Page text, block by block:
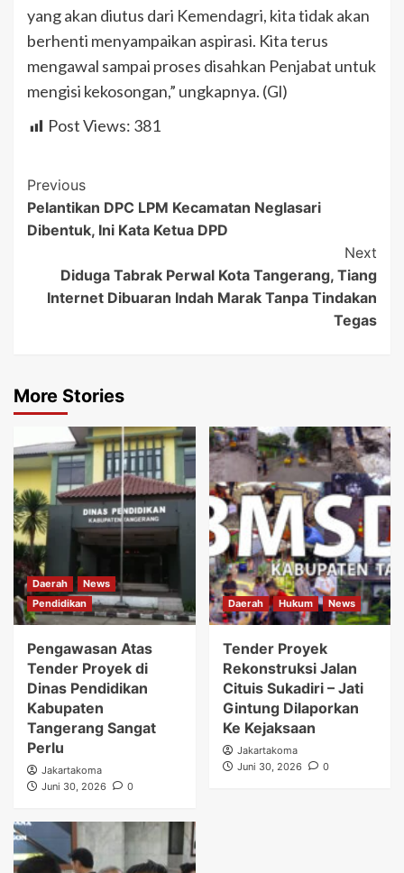
yang akan diutus dari Kemendagri, kita tidak akan
berhenti menyampaikan aspirasi. Kita terus
mengawal sampai proses disahkan Penjabat untuk
mengisi kekosongan,” ungkapnya. (Gl)
Post Views: 381
Post
Navigation
Previous
Pelantikan DPC LPM Kecamatan Neglasari
Dibentuk, Ini Kata Ketua DPD
Next
Diduga Tabrak Perwal Kota Tangerang, Tiang
Internet Dibuaran Indah Marak Tanpa Tindakan
Tegas
More Stories
Daerah
News
Pendidikan
Pengawasan Atas
Tender Proyek di
Dinas Pendidikan
Kabupaten
Tangerang Sangat
Perlu
Jakartakoma
Juni 30, 2026
0
Daerah Hukum News
Tender Proyek
Rekonstruksi Jalan
Cituis Sukadiri – Jati
Gintung Dilaporkan
Ke Kejaksaan
Jakartakoma
Juni 30, 2026
0